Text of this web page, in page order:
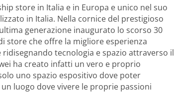
store in Italia e in Europa e unico nel suo
in Italia. Nella cornice del prestigioso
generazione inaugurato lo scorso 30
store che offre la migliore esperienza
tecnologia e spazio attraverso il
ha creato infatti un vero e proprio
uno spazio espositivo dove poter
luogo dove vivere le proprie passioni